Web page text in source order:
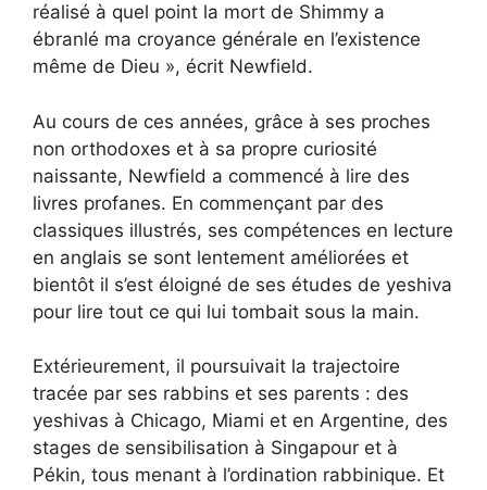
réalisé à quel point la mort de Shimmy a
ébranlé ma croyance générale en l’existence
même de Dieu », écrit Newfield.
Au cours de ces années, grâce à ses proches
non orthodoxes et à sa propre curiosité
naissante, Newfield a commencé à lire des
livres profanes. En commençant par des
classiques illustrés, ses compétences en lecture
en anglais se sont lentement améliorées et
bientôt il s’est éloigné de ses études de yeshiva
pour lire tout ce qui lui tombait sous la main.
Extérieurement, il poursuivait la trajectoire
tracée par ses rabbins et ses parents : des
yeshivas à Chicago, Miami et en Argentine, des
stages de sensibilisation à Singapour et à
Pékin, tous menant à l’ordination rabbinique. Et